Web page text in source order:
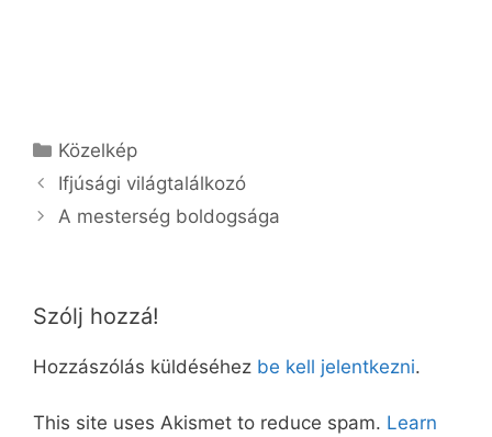
Kategória
Közelkép
Ifjúsági világtalálkozó
A mesterség boldogsága
Szólj hozzá!
Hozzászólás küldéséhez be kell jelentkezni.
This site uses Akismet to reduce spam. Learn